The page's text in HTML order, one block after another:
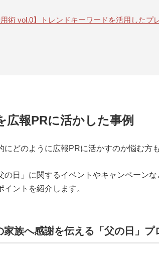
用術 vol.0】トレンドキーワードを活用したプ
広報PRに活かした事例
にどのように広報PRに活かすのか悩む方
の日」に関するイベントやキャンペーン
イントを紹介します。
族へ感謝を伝える「父の日」プ